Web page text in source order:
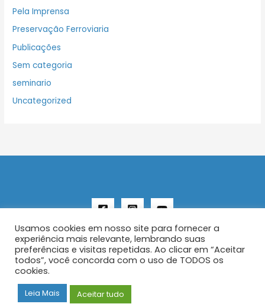
Pela Imprensa
Preservação Ferroviaria
Publicações
Sem categoria
seminario
Uncategorized
Copyright © 2026 AENFER
Construído por IurySan
Usamos cookies em nosso site para fornecer a
experiência mais relevante, lembrando suas
preferências e visitas repetidas. Ao clicar em “Aceitar
todos”, você concorda com o uso de TODOS os
cookies.
Leia Mais Aceitar tudo